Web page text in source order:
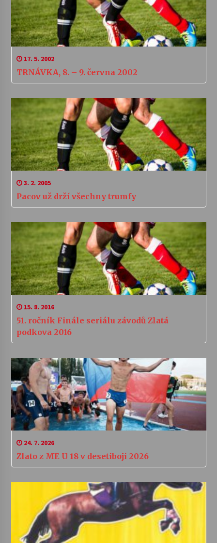
17. 5. 2002
TRNÁVKA, 8. – 9. června 2002
3. 2. 2005
Pacov už drží všechny trumfy
15. 8. 2016
51. ročník Finále seriálu závodů Zlatá
podkova 2016
24. 7. 2026
Zlato z ME U 18 v desetiboji 2026